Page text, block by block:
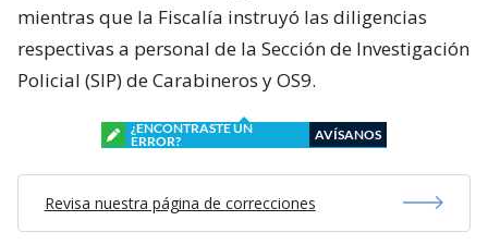
mientras que la Fiscalía instruyó las diligencias
respectivas a personal de la Sección de Investigación
Policial (SIP) de Carabineros y OS9.
¿ENCONTRASTE UN
ERROR?
AVÍSANOS
Revisa nuestra página de correcciones